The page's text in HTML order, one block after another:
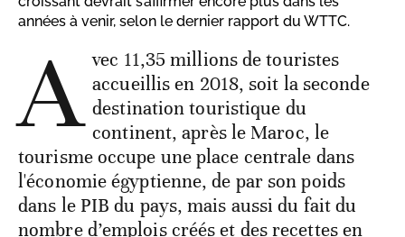
années à venir, selon le dernier rapport du WTTC.
A vec 11,35 millions de touristes
accueillis en 2018, soit la seconde
destination touristique du
continent, après le Maroc, le
tourisme occupe une place centrale dans
l'économie égyptienne, de par son poids
dans le PIB du pays, mais aussi du fait du
nombre d’emplois créés et des recettes en